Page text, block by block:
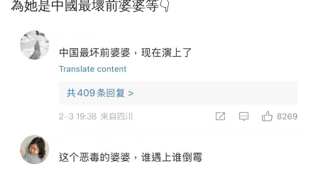
為她是中國最壞前婆婆等👇